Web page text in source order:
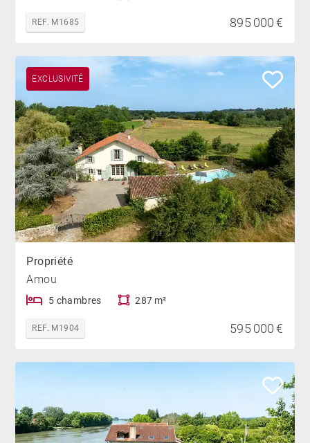
REF. M1685 895 000 €
EXCLUSIVITÉ
Propriété
Amou
5 chambres 287 m²
REF. M1904 595 000 €